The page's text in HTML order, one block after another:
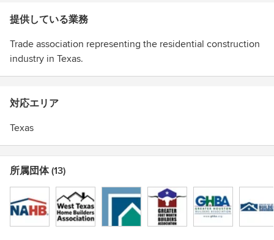
提供している業務
Trade association representing the residential construction
industry in Texas.
対応エリア
Texas
所属団体 (13)